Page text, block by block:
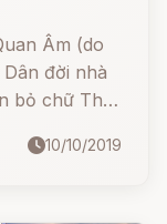
Âm (do
đời nhà
bỏ chữ Thế)
lòng từ bi.
10/10/2019